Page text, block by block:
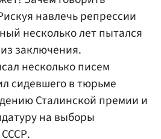
навлечь репрессии
несколько лет пытался
заключения.
несколько писем
сидевшего в тюрьме
Сталинской премии и
на выборы